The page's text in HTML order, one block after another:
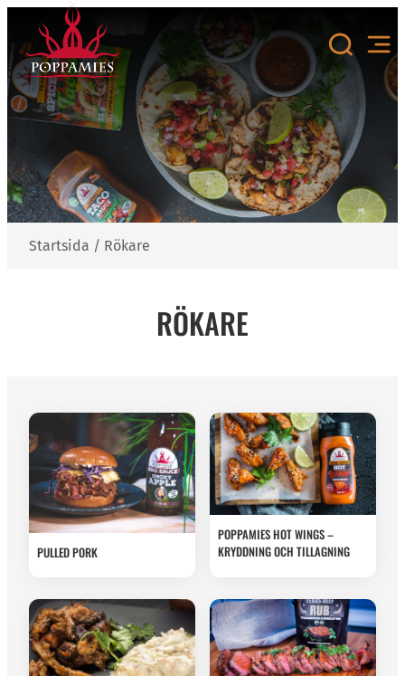
innehåll
Startsida / Rökare
RÖKARE
PULLED PORK
POPPAMIES HOT WINGS –
KRYDDNING OCH TILLAGNING